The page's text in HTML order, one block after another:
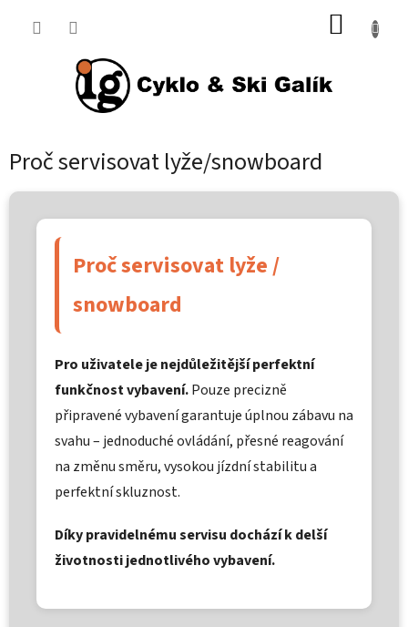
Proč servisovat lyže/snowboard
Proč servisovat lyže /
snowboard
Pro uživatele je nejdůležitější perfektní
funkčnost vybavení.Pouze precizně
připravené vybavení garantuje úplnou zábavu na
svahu – jednoduché ovládání, přesné reagování
na změnu směru, vysokou jízdní stabilitu a
perfektní skluznost.
Díky pravidelnému servisu dochází k delší
životnosti jednotlivého vybavení.